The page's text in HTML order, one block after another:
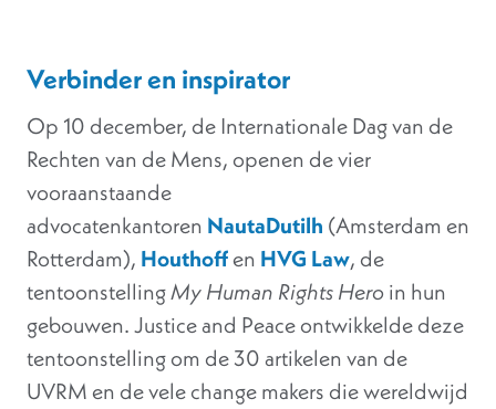
Verbinder en inspirator
Op 10 december, de Internationale Dag van de
Rechten van de Mens, openen de vier
vooraanstaande
advocatenkantoren NautaDutilh (Amsterdam en
Rotterdam), Houthoffen HVG Law, de
tentoonstellingMy Human Rights Heroin hun
gebouwen. Justice and Peace ontwikkelde deze
tentoonstelling om de 30 artikelen van de
UVRM en de vele change makers die wereldwijd